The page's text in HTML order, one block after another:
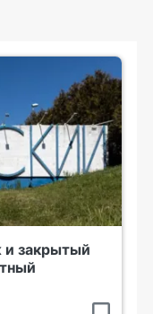
закрытый